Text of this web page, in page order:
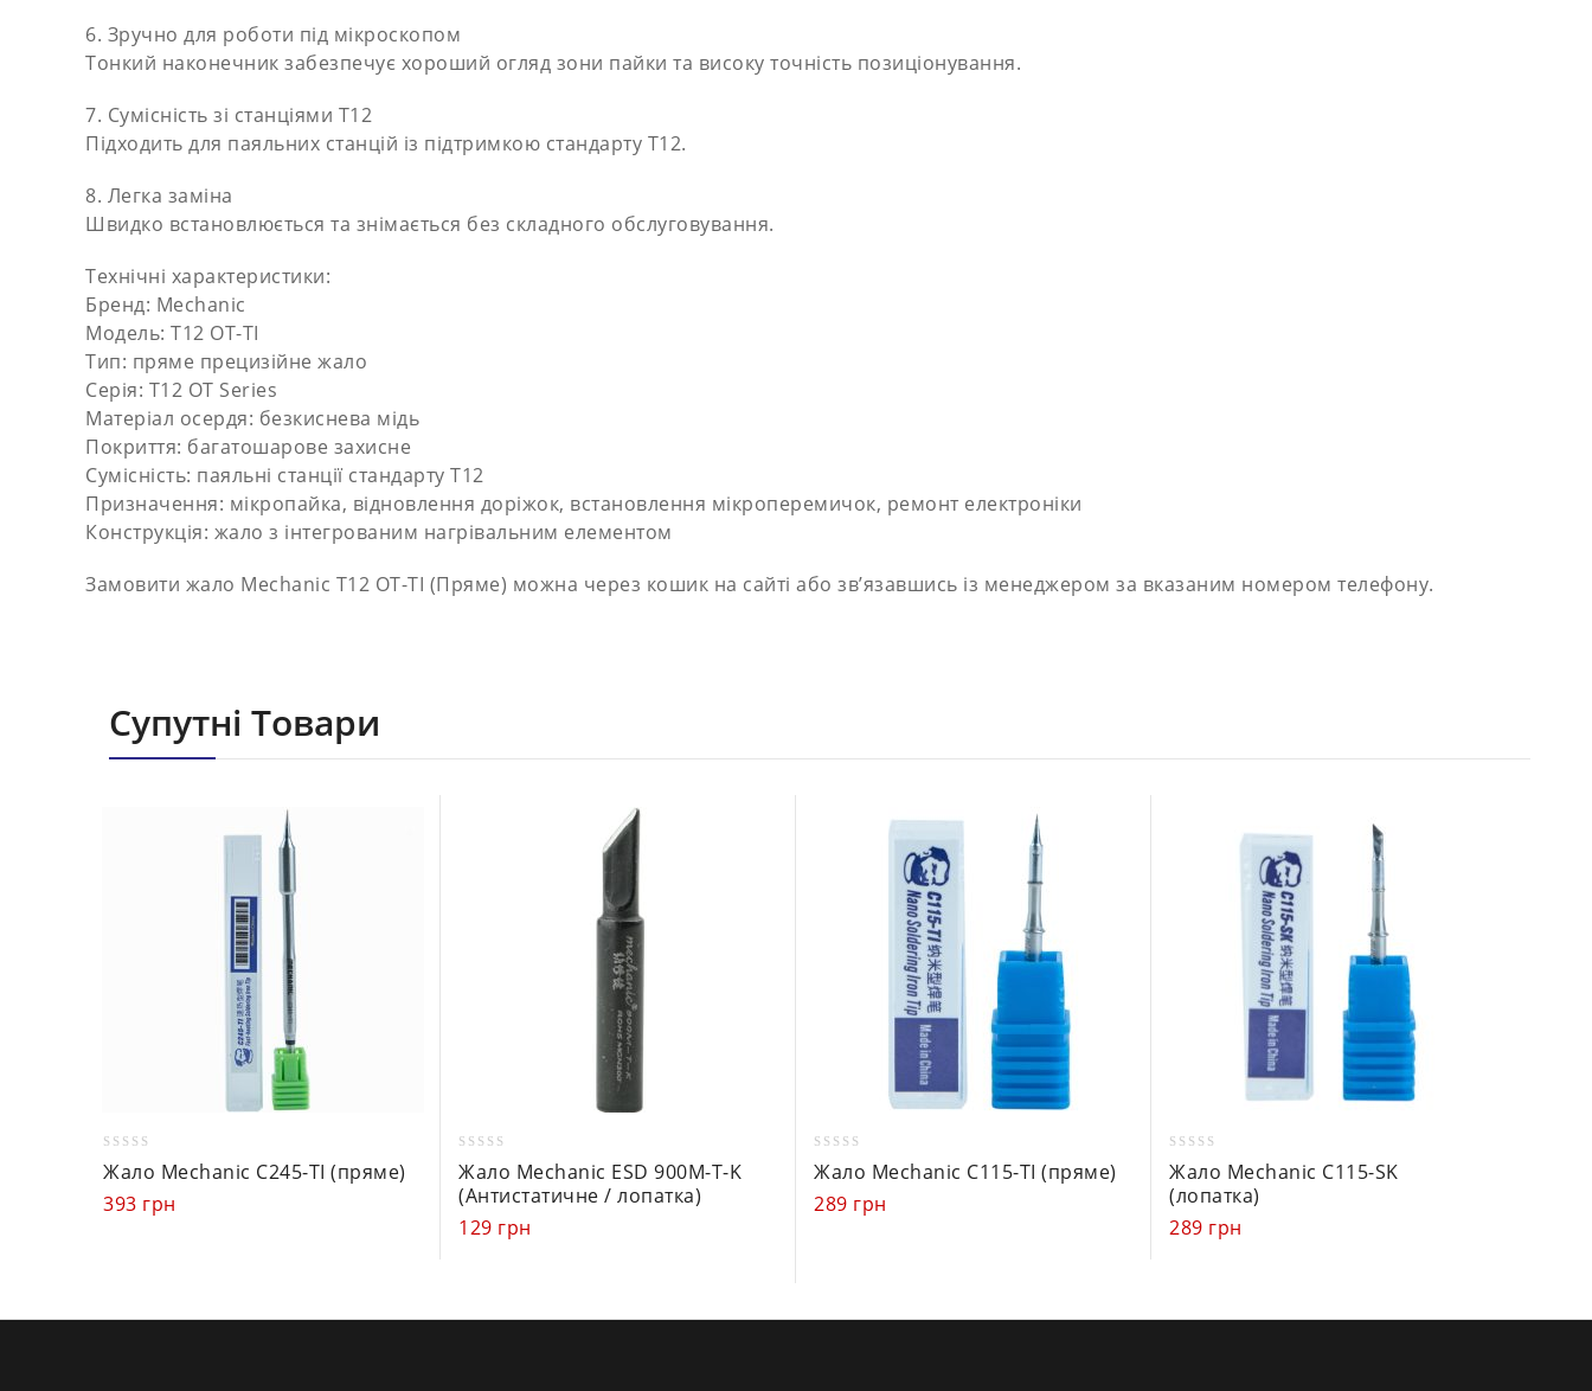
6. Зручно для роботи під мікроскопом
Тонкий наконечник забезпечує хороший огляд зони пайки та високу точність позиціонування.
7. Сумісність зі станціями T12
Підходить для паяльних станцій із підтримкою стандарту T12.
8. Легка заміна
Швидко встановлюється та знімається без складного обслуговування.
Технічні характеристики:
Бренд: Mechanic
Модель: T12 OT-TI
Тип: пряме прецизійне жало
Серія: T12 OT Series
Матеріал осердя: безкиснева мідь
Покриття: багатошарове захисне
Сумісність: паяльні станції стандарту T12
Призначення: мікропайка, відновлення доріжок, встановлення мікроперемичок, ремонт електроніки
Конструкція: жало з інтегрованим нагрівальним елементом
Замовити жало Mechanic T12 OT-TI (Пряме) можна через кошик на сайті або зв’язавшись із менеджером за вказаним номером телефону.
Супутні Товари
out
of
Жало Mechanic C245-TI (пряме)
393 грн
out
of
5
Жало Mechanic ESD 900M-T-K
(Антистатичне / лопатка)
129 грн
out
of
Жало Mechanic C115-TI (пряме)
289 грн
out
of
5
Жало Mechanic C115-SK
(лопатка)
289 грн